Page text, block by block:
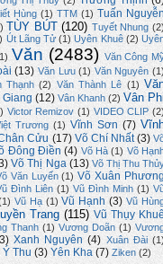
Hùng (1) TTM (1) Tuấn
TÙY BÚT (120) Tuyết Nhung
Út Lãng Tử (1) Uyên Khuê (2)
Văn (2483) Văn Công
(13) Văn Lưu (1) Văn Nguyên
Thạnh (2) Văn Thành Lê (1)
Giang (12) Vân Khanh (2) Vân
Victor Remizov (1) VIDEO CLIP
Trương (1) Vĩnh Sơn (7)
Cửu (17) Võ Chí Nhất (3)
Đông Điền (4) Võ Hà (1) Võ
Võ Thị Nga (13) Võ Thị Thu
Văn Luyến (1) Võ Xuân
Đình Liên (1) Vũ Đình Minh (1)
Vũ Hạ (1) Vũ Hạnh (3) Vũ
Trang (115) Vũ Thụy
Thanh (1) Vương Doãn (1)
Xanh Nguyên (4) Xuân Đài
Ý Thu (3) Yên Kha (7) Ziken (2)